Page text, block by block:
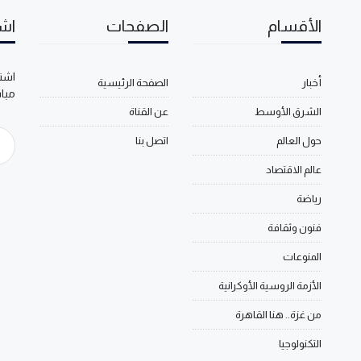
الأقسام
أخبار
الشرق الأوسط
حول العالم
عالم الاقتصاد
رياضة
فنون وثقافة
المنوعات
الأزمة الروسية الأوكرانية
من غزة.. هنا القاهرة
التكنولوجيا
الصفحات
الصفحة الرئيسية
عن القناة
اتصل بنا